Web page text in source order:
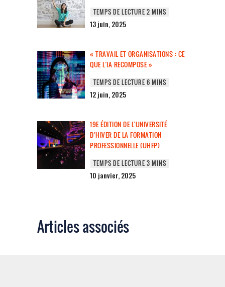
13 juin, 2025
« TRAVAIL ET ORGANISATIONS : CE
QUE L’IA RECOMPOSE »
12 juin, 2025
19E ÉDITION DE L’UNIVERSITÉ
D’HIVER DE LA FORMATION
PROFESSIONNELLE (UHFP)
10 janvier, 2025
Articles associés